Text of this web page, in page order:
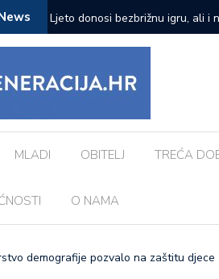
Vanessa Mioč najavljuje prvi
pripremao za ovo’
MLADI OBITELJ TREĆA
O NAMA
demografije pozvalo na zaštitu djece